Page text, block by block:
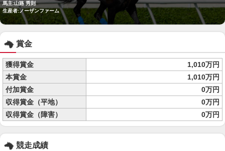
馬主:山路 秀則
生産者:ノーザンファーム
賞金
獲得賞金
1,010万円
本賞金
1,010万円
付加賞金
0万円
収得賞金（平地）
0万円
収得賞金（障害）
0万円
競走成績